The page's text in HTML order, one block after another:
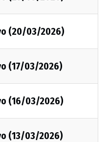
(20/03/2026)
(17/03/2026)
(16/03/2026)
(13/03/2026)